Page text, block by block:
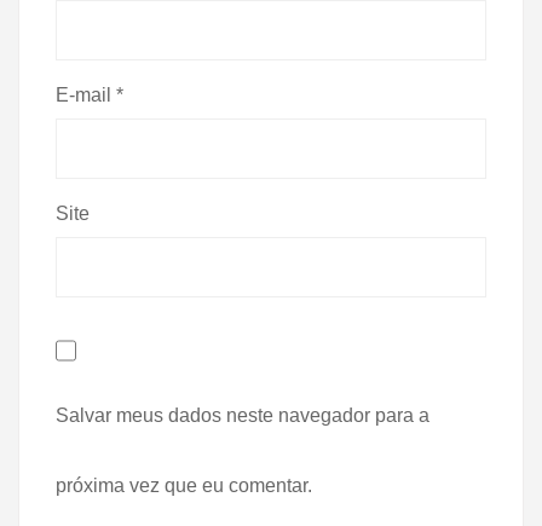
E-mail *
Site
Salvar meus dados neste navegador para a
próxima vez que eu comentar.